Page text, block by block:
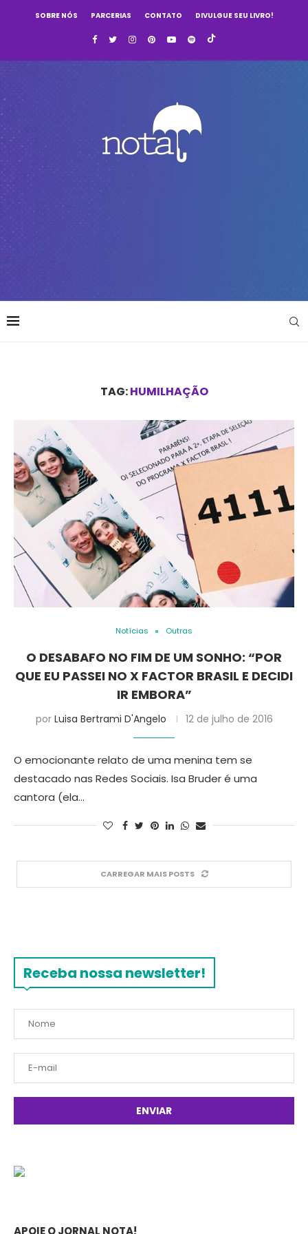
SOBRE NÓS PARCERIAS CONTATO DIVULGUE SEU LIVRO!
TAG:HUMILHAÇÃO
Notícias Outras
O DESABAFO NO FIM DE UM SONHO: “POR
QUE EU PASSEI NO X FACTOR BRASIL E DECIDI
IR EMBORA”
por Luisa Bertrami D'Angelo 12 de julho de 2016
O emocionante relato de uma menina tem se
destacado nas Redes Sociais. Isa Bruder é uma
cantora (ela…
CARREGAR MAIS POSTS
Receba nossa newsletter!
APOIE O JORNAL NOTA!